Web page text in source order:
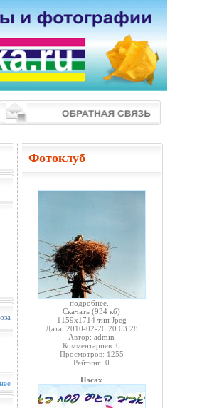
Фотоклуб
подробнее...
Скачать (934 кб)
1159x1714 тип Jpeg
Дата: 2010-02-26 20:03:28
Автор: admin
Комментариев: 0
Просмотров: 1255
Рейтинг: 0
Пэсах